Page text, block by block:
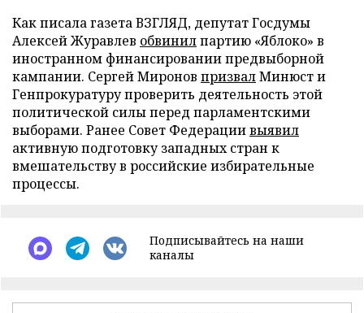
Как писала газета ВЗГЛЯД, депутат Госдумы
Алексей Журавлев обвинилпартию «Яблоко» в
иностранном финансировании предвыборной
кампании. Сергей Миронов призвалМинюст и
Генпрокуратуру проверить деятельность этой
политической силы перед парламентскими
выборами. Ранее Совет Федерациивыявил
активную подготовку западных стран к
вмешательству в российские избирательные
процессы.
Подписывайтесь на наши
каналы